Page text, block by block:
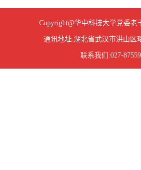
Copyright@华中科技大学党委
通讯地址:湖北省武汉市洪山区
联系我们:027-